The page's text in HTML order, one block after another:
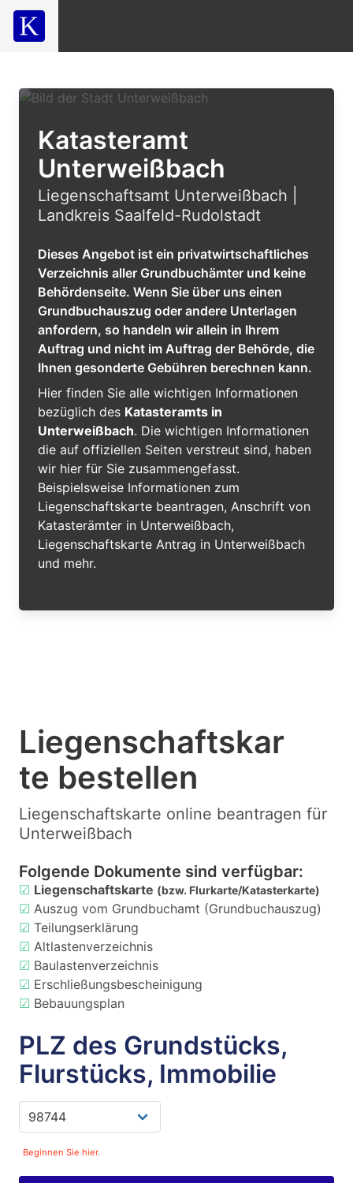
Katasteramt
Unterweißbach
Liegenschaftsamt Unterweißbach |
Landkreis Saalfeld-Rudolstadt
Dieses Angebot ist ein privatwirtschaftliches
Verzeichnis aller Grundbuchämter und keine
Behördenseite. Wenn Sie über uns einen
Grundbuchauszug oder andere Unterlagen
anfordern, so handeln wir allein in Ihrem
Auftrag und nicht im Auftrag der Behörde, die
Ihnen gesonderte Gebühren berechnen kann.
Hier finden Sie alle wichtigen Informationen
bezüglich des Katasteramts in
Unterweißbach. Die wichtigen Informationen
die auf offiziellen Seiten verstreut sind, haben
wir hier für Sie zusammengefasst.
Beispielsweise Informationen zum
Liegenschaftskarte beantragen, Anschrift von
Katasterämter in Unterweißbach,
Liegenschaftskarte Antrag in Unterweißbach
und mehr.
Liegenschaftskar
te bestellen
Liegenschaftskarte online beantragen für
Unterweißbach
Folgende Dokumente sind verfügbar:
☑ Liegenschaftskarte (bzw. Flurkarte/Katasterkarte)
☑ Auszug vom Grundbuchamt (Grundbuchauszug)
☑ Teilungserklärung
☑ Altlastenverzeichnis
☑ Baulastenverzeichnis
☑ Erschließungsbescheinigung
☑ Bebauungsplan
PLZ des Grundstücks,
Flurstücks, Immobilie
Beginnen Sie hier.